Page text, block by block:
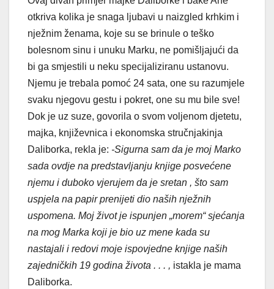
otkriva kolika je snaga ljubavi u naizgled krhkim i
nježnim ženama, koje su se brinule o teško
bolesnom sinu i unuku Marku, ne pomišljajući da
bi ga smjestili u neku specijaliziranu ustanovu.
Njemu je trebala pomoć 24 sata, one su razumjele
svaku njegovu gestu i pokret, one su mu bile sve!
Dok je uz suze, govorila o svom voljenom djetetu,
majka, književnica i ekonomska stručnjakinja
Daliborka, rekla je: -Sigurna sam da je moj Marko
sada ovdje na predstavljanju knjige posvećene
njemu i duboko vjerujem da je sretan , što sam
uspjela na papir prenijeti dio naših nježnih
uspomena. Moj život je ispunjen „morem“ sjećanja
na mog Marka koji je bio uz mene kada su
nastajali i redovi moje ispovjedne knjige naših
zajedničkih 19 godina života . . . , istakla je mama
Daliborka.